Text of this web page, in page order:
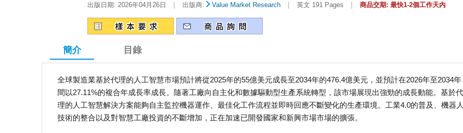
出版日期: 2026年04月26日 | 出版商: Value Market Research | 英文 191 Pages | 商品交期: 最快1-2個工作天內
簡介 目錄
全球製造業基於代理的人工智慧市場預計將從2025年的55億美元成長至2034年的476.4億美元，並預計在2026年至2034年
間以27.11%的複合年成長率成長。隨著工廠向自主化和數據驅動型生產系統轉型，該市場展現出強勁的成長動能。基於代
理的人工智慧解決方案能夠自主監控機器運作、最佳化工作流程並即時回應不斷變化的生產環境。工業4.0的普及、機器人
技術的整合以及對智慧工廠投資的不斷增加，正在加速已開發國家和新興市場市場的擴張。